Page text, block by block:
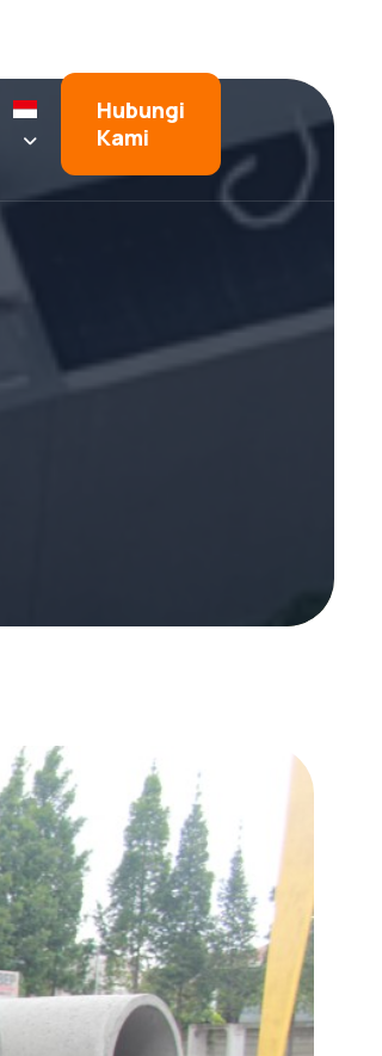
Hubungi
Kami